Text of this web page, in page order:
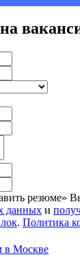
резюме»
данных и
. Политика
в Москве